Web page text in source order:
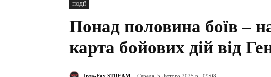
ПОДІЇ
Понад половина боїв –
карта бойових дій від